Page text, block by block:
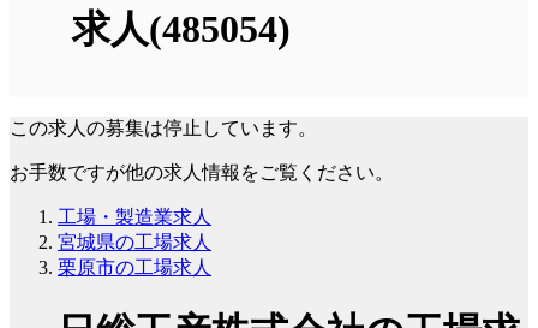
求人(485054)
この求人の募集は停止しています。
お手数ですが他の求人情報をご覧ください。
工場・製造業求人
宮城県の工場求人
栗原市の工場求人